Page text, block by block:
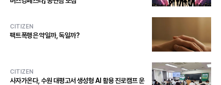
CITIZEN
팩트폭행은 약일까, 독일까?
CITIZEN
사자가온다, 수원 대평고서 생성형 AI 활용 진로캠프 운